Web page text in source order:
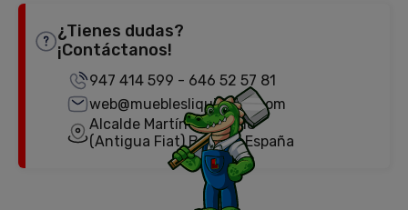
¿Tienes dudas?
¡Contáctanos!
947 414 599 - 646 52 57 81
web@mueblesliquidator.com
Alcalde Martín Cobos, 18
(Antigua Fiat) Burgos, España